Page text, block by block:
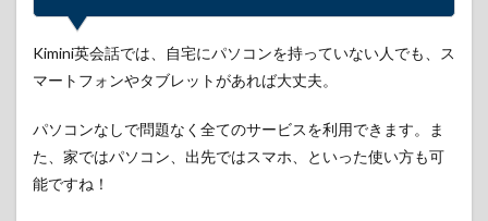
今な
ら無
験レ
ンが
受講
可能
Kimini英会話では、自宅にパソコンを持っていない人でも、ス
マートフォンやタブレットがあれば大丈夫。
パソコンなしで問題なく全てのサービスを利用できます。ま
た、家ではパソコン、出先ではスマホ、といった使い方も可
能ですね！